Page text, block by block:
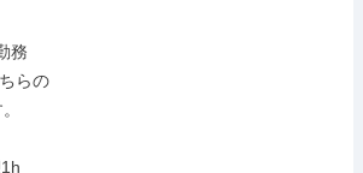
務
らの